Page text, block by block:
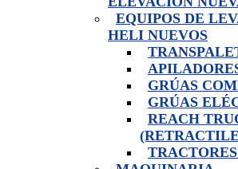
EQUIPOS DE
HELI NUEVOS
GRÚAS
GRÚAS
REACH